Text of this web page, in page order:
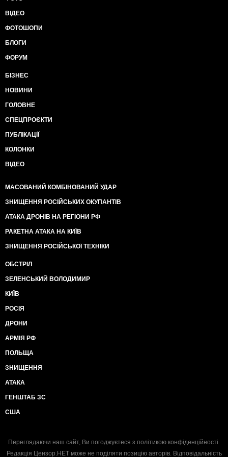
ВІДЕО
ФОТОШОПИ
БЛОГИ
ФОРУМ
БІЗНЕС
НОВИНИ
ГОЛОВНЕ
СПЕЦПРОЄКТИ
ПУБЛІКАЦІЇ
КОЛОНКИ
ВІДЕО
МАСОВАНИЙ КОМБІНОВАНИЙ УДАР
ЗНИЩЕННЯ РОСІЙСЬКИХ ОКУПАНТІВ
АТАКА ДРОНІВ НА РЕГІОНИ РФ
РАКЕТНА АТАКА НА КИЇВ
ЗНИЩЕННЯ РОСІЙСЬКОЇ ТЕХНІКИ
ОБСТРІЛ
ЗЕЛЕНСЬКИЙ ВОЛОДИМИР
КИЇВ
РОСІЯ
ДРОНИ
АРМІЯ РФ
ПОЛЬЩА
ЗНИЩЕННЯ
АТАКА
ГЕНШТАБ ЗС
США
Переглядаючи наш сайт, Ви погоджуєтеся з політикою конфіденційності.
Редакція Цензор.НЕТ може не поділяти позицію авторів. Відповідальність